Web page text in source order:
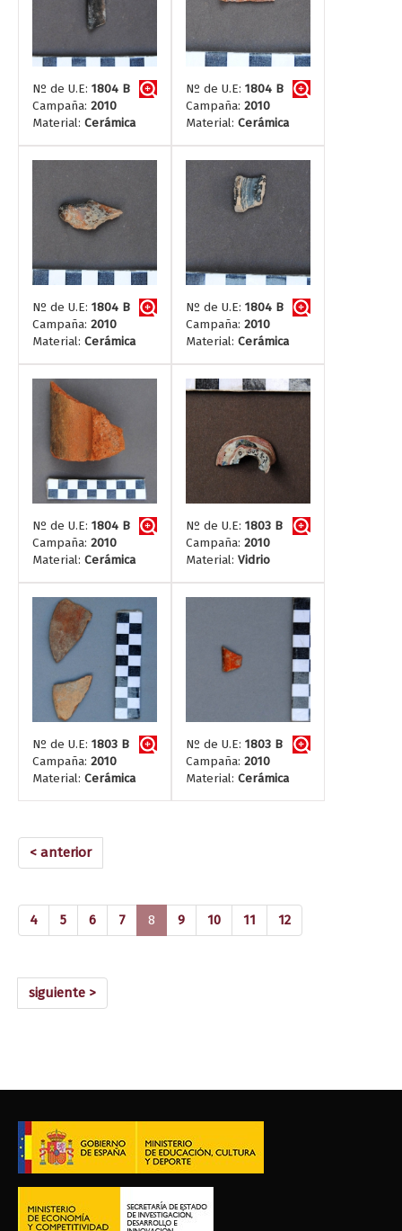
Nº de U.E: 1804 B
Campaña: 2010
Material: Cerámica
Nº de U.E: 1804 B
Campaña: 2010
Material: Cerámica
Nº de U.E: 1804 B
Campaña: 2010
Material: Cerámica
Nº de U.E: 1804 B
Campaña: 2010
Material: Cerámica
Nº de U.E: 1804 B
Campaña: 2010
Material: Cerámica
Nº de U.E: 1803 B
Campaña: 2010
Material: Vidrio
Nº de U.E: 1803 B
Campaña: 2010
Material: Cerámica
Nº de U.E: 1803 B
Campaña: 2010
Material: Cerámica
< anterior
4 5 6 7 8 (current)
9 10 11 12
siguiente >